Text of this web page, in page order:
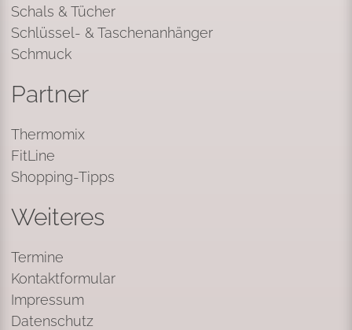
Schals & Tücher
Schlüssel- & Taschenanhänger
Schmuck
Partner
Thermomix
FitLine
Shopping-Tipps
Weiteres
Termine
Kontaktformular
Impressum
Datenschutz